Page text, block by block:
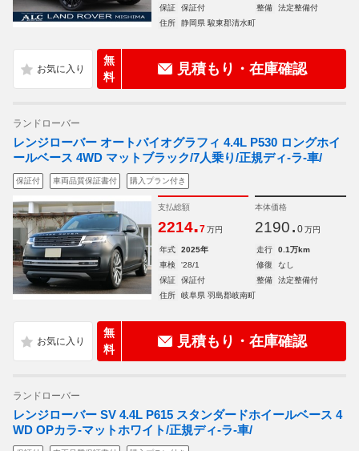
保証
保証付 整備
法定整備付
住所
静岡県 駿東郡清水町
無
料
見積もり・在庫確認
ランドローバー
レンジローバー オートバイオグラフィ 4.4L P530 ロングホイ
ールベース 4WD マットブラック/7人乗り/正規ディ-ラ-車/
保証付 車両品質保証書付 購入プラン付き
支払総額
2214.7 万円
本体価格
2190. 0 万円
年式 2025年 走行
0.1万km
車検
'28/1 修復
なし
保証
保証付 整備
法定整備付
住所
岐阜県 羽島郡岐南町
無
料
見積もり・在庫確認
ランドローバー
レンジローバー SV 4.4L P615 スタンダードホイールベース 4
WD OPカラ-マットホワイト/正規ディ-ラ-車/